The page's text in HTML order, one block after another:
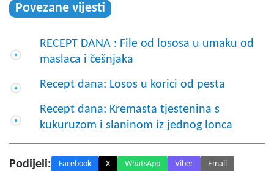
Povezane vijesti
RECEPT DANA : File od lososa u umaku od
maslaca i češnjaka
Recept dana: Losos u korici od pesta
Recept dana: Kremasta tjestenina s
kukuruzom i slaninom iz jednog lonca
Podijeli: Facebook X WhatsApp Viber Email